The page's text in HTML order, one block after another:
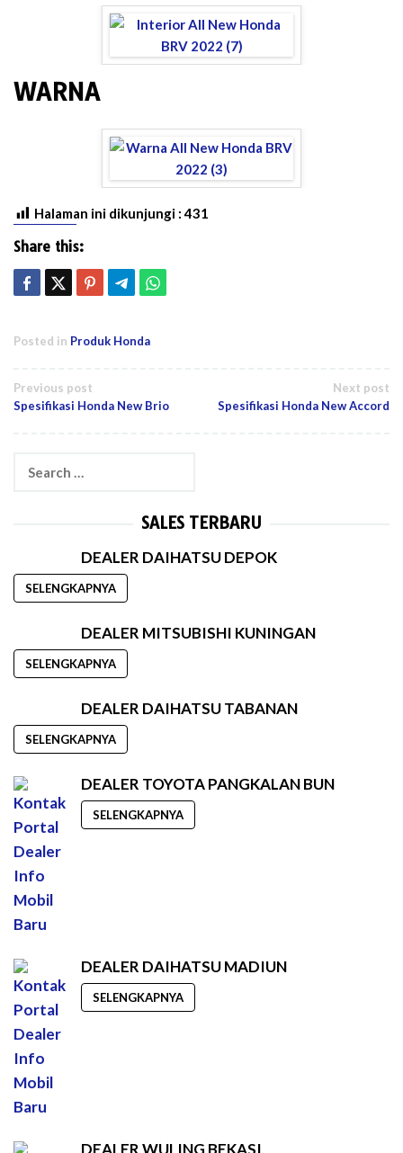
WARNA
Halaman ini dikunjungi : 431
Share this:
Posted in Produk Honda
Post
Previous post
Spesifikasi Honda New Brio
Next post
Spesifikasi Honda New Accord
SALES TERBARU
DEALER DAIHATSU DEPOK
SELENGKAPNYA
DEALER MITSUBISHI KUNINGAN
SELENGKAPNYA
DEALER DAIHATSU TABANAN
SELENGKAPNYA
DEALER TOYOTA PANGKALAN BUN
SELENGKAPNYA
DEALER DAIHATSU MADIUN
SELENGKAPNYA
DEALER WULING BEKASI